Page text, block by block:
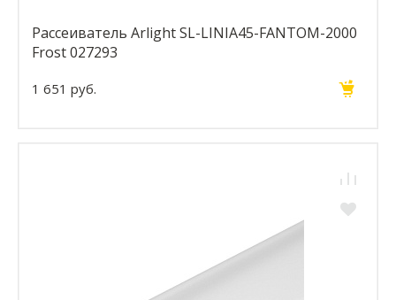
Рассеиватель Arlight SL-LINIA45-FANTOM-2000
Frost 027293
1 651 руб.